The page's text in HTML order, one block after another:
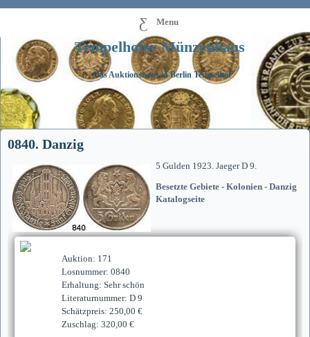
Menu
Tempelhofer Münzenhaus
Das Auktionshaus in Berlin Tempelhof
0840. Danzig
5 Gulden 1923. Jaeger D 9.
Besetzte Gebiete - Kolonien - Danzig
Katalogseite
Auktion: 171
Losnummer: 0840
Erhaltung: Sehr schön
Literaturnummer: D 9
Schätzpreis: 250,00 €
Zuschlag: 320,00 €